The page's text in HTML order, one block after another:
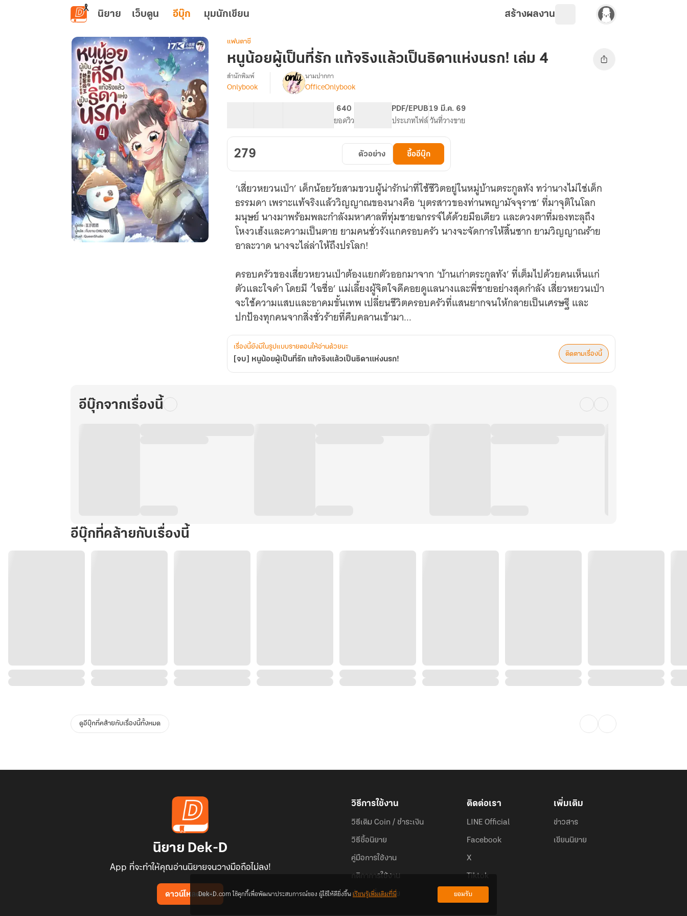
ข้ามไปยังเนื้อหาหลัก
นิยาย เว็บตูน อีบุ๊ก มุมนักเขียน สร้างผลงาน
แฟนตาซี
หนูน้อยผู้เป็นที่รัก แท้จริงแล้วเป็นธิดาแห่งนรก! เล่ม 4
เรื่อง[จบ]
ที่รัก
แท้จริง
แล้ว
เป็น
แห่ง
นรก!
สำนักพิมพ์
Onlybook
นามปากกา
OfficeOnlybook
640
ยอดวิว
PDF/EPUB
ประเภทไฟล์
19 มี.ค. 69
วันที่วางขาย
279 ตัวอย่าง ซื้ออีบุ๊ก
‘เสี่ยวหยวนเป่า’ เด็กน้อยวัยสามขวบผู้น่ารักน่าที่ใช้ชีวิตอยู่ในหมู่บ้านตระกูลทัง ทว่านางไม่ใช่เด็ก
ธรรมดา เพราะแท้จริงแล้ววิญญาณของนางคือ ‘บุตรสาวของท่านพญามัจจุราช’ ที่มาจุติในโลก
มนุษย์ นางมาพร้อมพละกำลังมหาศาลที่ทุ่มชายฉกรรจ์ได้ด้วยมือเดียว และดวงตาที่มองทะลุถึง
โหงวเฮ้งและความเป็นตาย ยามคนชั่วรังแกครอบครัว นางจะจัดการให้สิ้นซาก ยามวิญญาณร้าย
อาละวาด นางจะไล่ล่าให้ถึงปรโลก!
ครอบครัวของเสี่ยวหยวนเป่าต้องแยกตัวออกมาจาก ‘บ้านเก่าตระกูลทัง’ ที่เต็มไปด้วยคนเห็นแก่
ตัวและใจดำ โดยมี ‘ไฉซื่อ’ แม่เลี้ยงผู้จิตใจดีคอยดูแลนางและพี่ชายอย่างสุดกำลัง เสี่ยวหยวนเป่า
จะใช้ความแสบและอาคมขั้นเทพ เปลี่ยนชีวิตครอบครัวที่แสนยากจนให้กลายเป็นเศรษฐี และ
ปกป้องทุกคนจากสิ่งชั่วร้ายที่คืบคลานเข้ามา...
เรื่องนี้ยังมีในรูปแบบรายตอนให้อ่านด้วยนะ
[จบ] หนูน้อยผู้เป็นที่รัก แท้จริงแล้วเป็นธิดาแห่งนรก!
ติดตามเรื่องนี้
อีบุ๊กจากเรื่องนี้
อีบุ๊กที่คล้ายกับเรื่องนี้
ดูอีบุ๊กที่คล้ายกับเรื่องนี้ทั้งหมด
นิยาย Dek-D
App ที่จะทำให้คุณอ่านนิยายจนวางมือถือไม่ลง!
ดาวน์โหลดแอป
วิธีการใช้งาน
วิธีเติม Coin / ชำระเงิน
วิธีซื้อนิยาย
คู่มือการใช้งาน
กติกาการใช้งาน
คำถามที่พบบ่อย
ติดต่อเรา
LINE Official
Facebook
X
Tiktok
เพิ่มเติม
ข่าวสาร
เขียนนิยาย
Dek-D.com ใช้คุกกี้เพื่อพัฒนาประสบการณ์ของ ผู้ใช้ให้ดียิ่งขึ้นเรียนรู้เพิ่มเติมที่นี่ ยอมรับ